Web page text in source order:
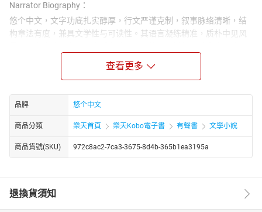
Narrator Biography：
悠个中文，文字功底扎实醇厚，行文严谨克制，叙事脉络清晰，结
构章法有度，兼具文学性与可读性。其语言凝练精准，质朴中见风
于平淡间铺陈时代肌理，展现出极强的文字把控能力与叙事功底。
无论是场景描摹、细节刻画，还是情感铺陈、思想表达，均层次分
建的叙事世界之中。
查看更多
品牌 悠个中文
商品分類 樂天首頁 樂天Kobo電子書 有聲書 文學小說
商品貨號(SKU) 972c8ac2-7ca3-3675-8d4b-365b1ea3195a
退換貨須知